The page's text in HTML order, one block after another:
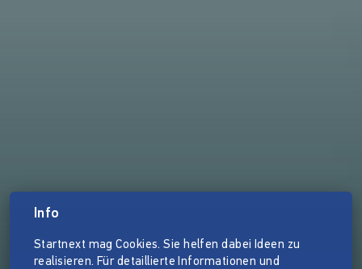
Info
Startnext mag Cookies. Sie helfen dabei Ideen zu
realisieren. Für detaillierte Informationen und